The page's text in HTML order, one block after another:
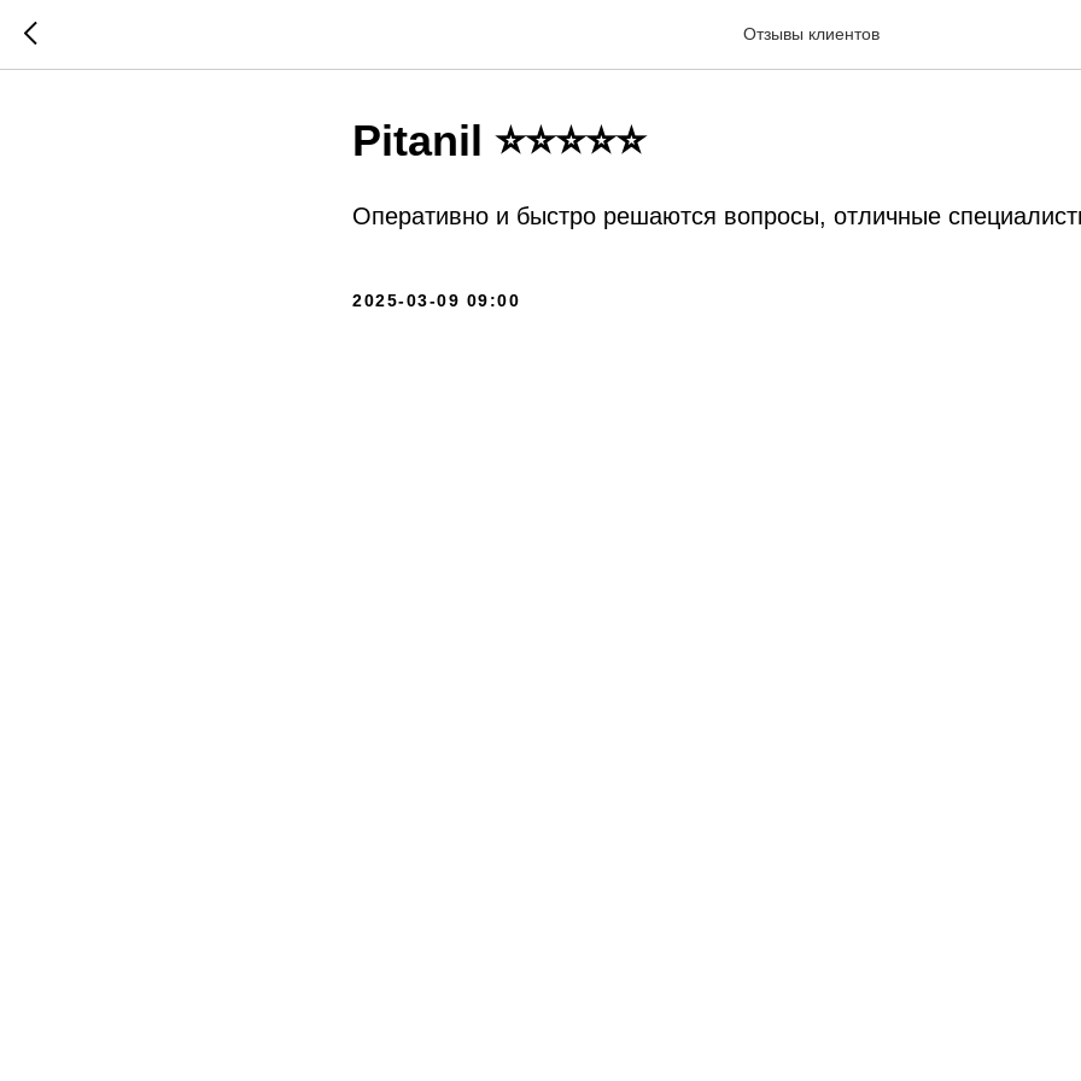
Отзывы клиентов
Pitanil ⭐⭐⭐⭐⭐
Оперативно и быстро решаются вопросы, отличные
2025-03-09 09:00